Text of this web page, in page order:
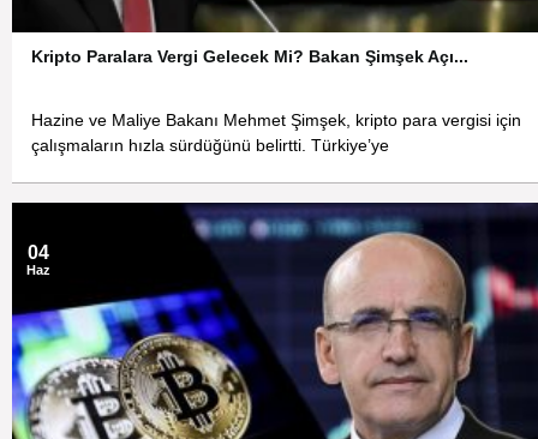
Kripto Paralara Vergi Gelecek Mi? Bakan Şimşek Açı...
Hazine ve Maliye Bakanı Mehmet Şimşek, kripto para vergisi için
çalışmaların hızla sürdüğünü belirtti. Türkiye’ye
04
Haz